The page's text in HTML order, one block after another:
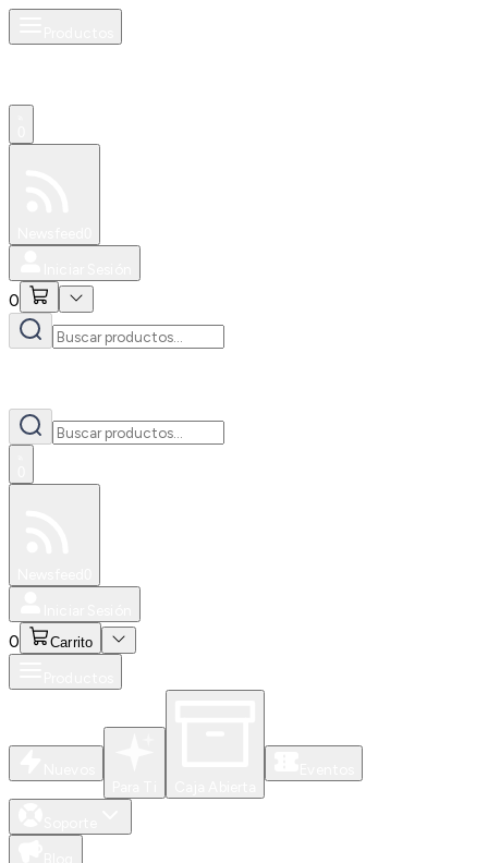
0
0 Carrito